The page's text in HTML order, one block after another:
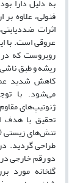
به دلیل دارا
فنولی، علاوه
اثرات
عروقی است. با
روبروست که در
ریشه و طبق ناشی
کاهش شدید
می‌شود. با
ژنوتیپ‌های
تحقیق با هدف
تنش‌های زیستی
دو رقم خارجی
گلخانه مورد